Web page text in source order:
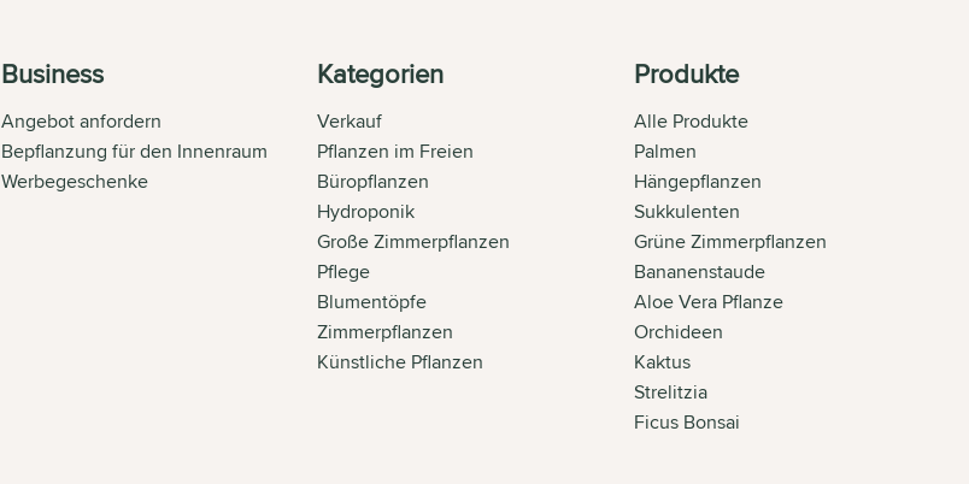
Business
Angebot anfordern
Bepflanzung für den Innenraum
Werbegeschenke
Kategorien
Verkauf
Pflanzen im Freien
Büropflanzen
Hydroponik
Große Zimmerpflanzen
Pflege
Blumentöpfe
Zimmerpflanzen
Künstliche Pflanzen
Produkte
Alle Produkte
Palmen
Hängepflanzen
Sukkulenten
Grüne Zimmerpflanzen
Bananenstaude
Aloe Vera Pflanze
Orchideen
Kaktus
Strelitzia
Ficus Bonsai